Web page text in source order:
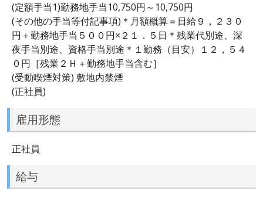
(定額手当1)勤務地手当10,750円～10,750円
(その他の手当等付記事項)＊月額概算＝日給９，２３０
円＋勤務地手当５００円×２１．５日＊残業代別途、深
夜手当別途、資格手当別途＊１勤務（目安）１２，５４
０円［残業２Ｈ＋勤務地手当含む］
(受動喫煙対策) 敷地内禁煙
(正社員)
雇用形態
正社員
給与